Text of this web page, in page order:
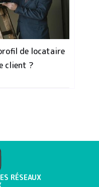
de locataire
client ?
RÉSEAUX